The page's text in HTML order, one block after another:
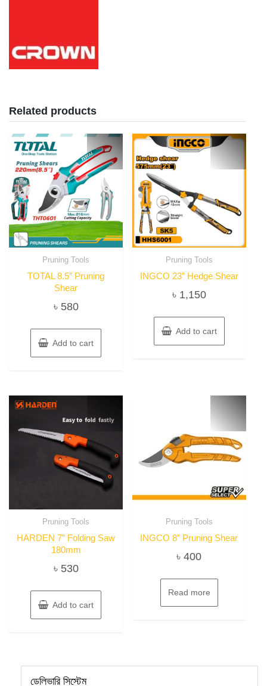
Related products
Pruning Tools
TOTAL 8.5″ Pruning
Shear
৳ 580
Add to cart
Pruning Tools
INGCO 23” Hedge Shear
৳ 1,150
Add to cart
Pruning Tools
HARDEN 7” Folding Saw
180mm
৳ 530
Add to cart
Pruning Tools
INGCO 8″ Pruning Shear
৳400
Read more
ডেলিভারি সিস্টেম